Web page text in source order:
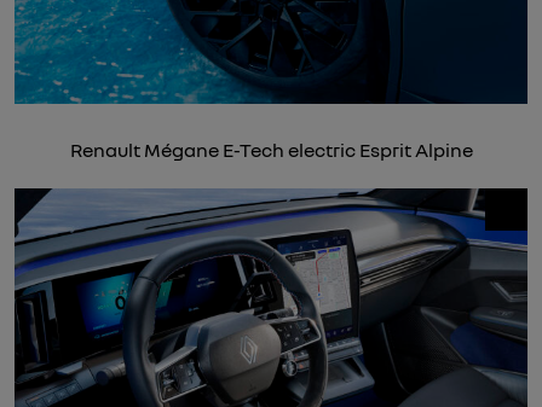
Renault Mégane E-Tech electric Esprit Alpine